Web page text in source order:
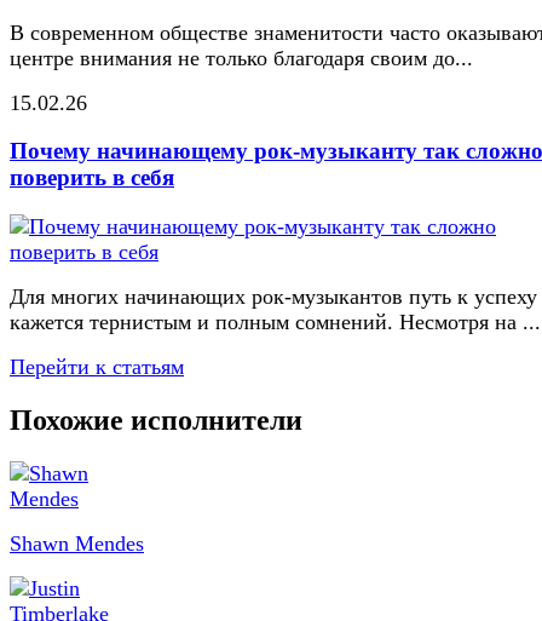
В современном обществе знаменитости часто
центре внимания не только благодаря своим до...
15.02.26
Почему начинающему рок-музыканту так сложно
поверить в себя
Для многих начинающих рок-музыкантов путь к успеху
кажется тернистым и полным сомнений. Несмотря на ...
Перейти к статьям
Похожие исполнители
Shawn Mendes